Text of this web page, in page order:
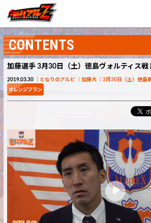
CONTENTS
加藤選手 3月30日（土）徳島ヴォルティス戦
2019.03.30 となりのアルビ 加藤大 3月30日（土）徳島